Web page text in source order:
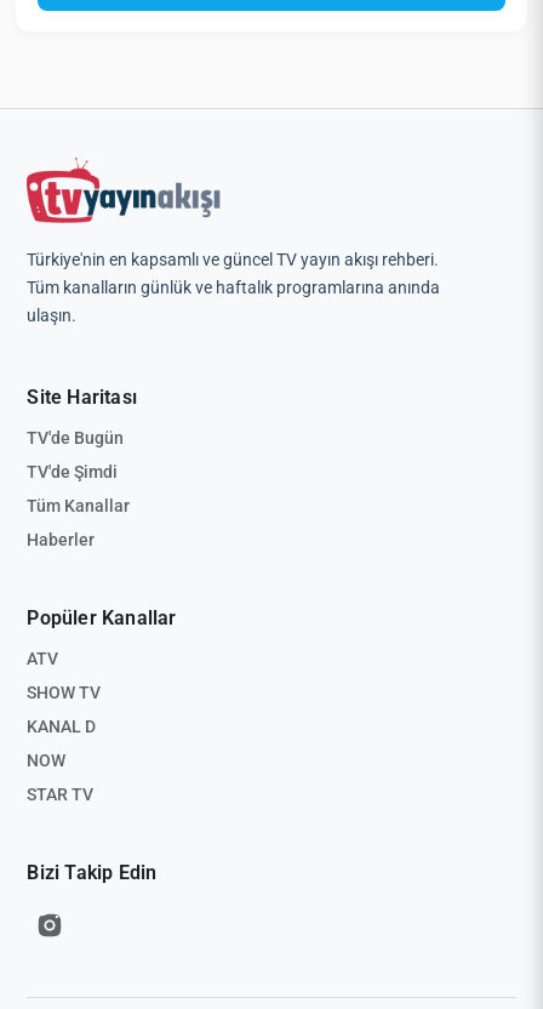
Türkiye'nin en kapsamlı ve güncel TV yayın akışı rehberi.
Tüm kanalların günlük ve haftalık programlarına anında
ulaşın.
Site Haritası
TV'de Bugün
TV'de Şimdi
Tüm Kanallar
Haberler
Popüler Kanallar
ATV
SHOW TV
KANAL D
NOW
STAR TV
Bizi Takip Edin